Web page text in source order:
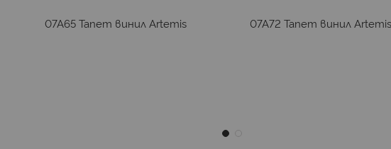
07A65 Тапет винил Artemis 07A72 Тапет винил Artemis